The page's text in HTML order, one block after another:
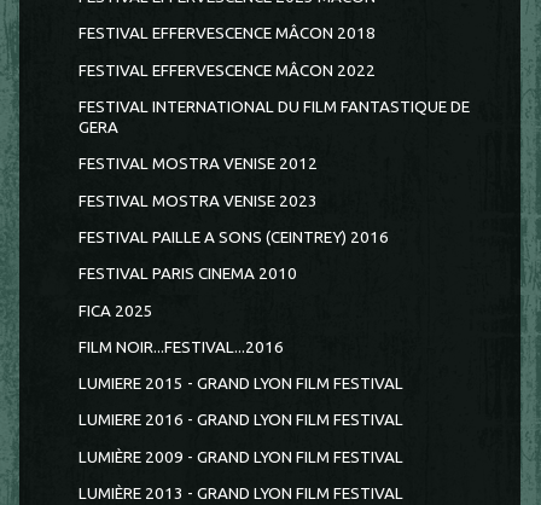
FESTIVAL EFFERVESCENCE MÂCON 2018
FESTIVAL EFFERVESCENCE MÂCON 2022
FESTIVAL INTERNATIONAL DU FILM FANTASTIQUE DE
GERA
FESTIVAL MOSTRA VENISE 2012
FESTIVAL MOSTRA VENISE 2023
FESTIVAL PAILLE A SONS (CEINTREY) 2016
FESTIVAL PARIS CINEMA 2010
FICA 2025
FILM NOIR...FESTIVAL...2016
LUMIERE 2015 - GRAND LYON FILM FESTIVAL
LUMIERE 2016 - GRAND LYON FILM FESTIVAL
LUMIÈRE 2009 - GRAND LYON FILM FESTIVAL
LUMIÈRE 2013 - GRAND LYON FILM FESTIVAL